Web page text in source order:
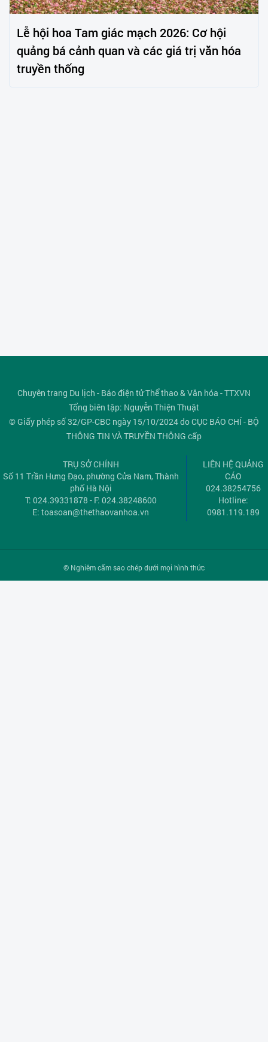
Lễ hội hoa Tam giác mạch 2026: Cơ hội
quảng bá cảnh quan và các giá trị văn hóa
truyền thống
Chuyên trang Du lịch - Báo điện tử Thể thao & Văn hóa - TTXVN
Tổng biên tập: Nguyễn Thiện Thuật
© Giấy phép số 32/GP-CBC ngày 15/10/2024 do CỤC BÁO CHÍ - BỘ
THÔNG TIN VÀ TRUYỀN THÔNG cấp
TRỤ SỞ CHÍNH
Số 11 Trần Hưng Đạo, phường Cửa Nam, Thành
phố Hà Nội
T: 024.39331878 - F: 024.38248600
E:toasoan@thethaovanhoa.vn
LIÊN HỆ QUẢNG
CÁO
024.38254756
Hotline:
0981.119.189
© Nghiêm cấm sao chép dưới mọi hình thức